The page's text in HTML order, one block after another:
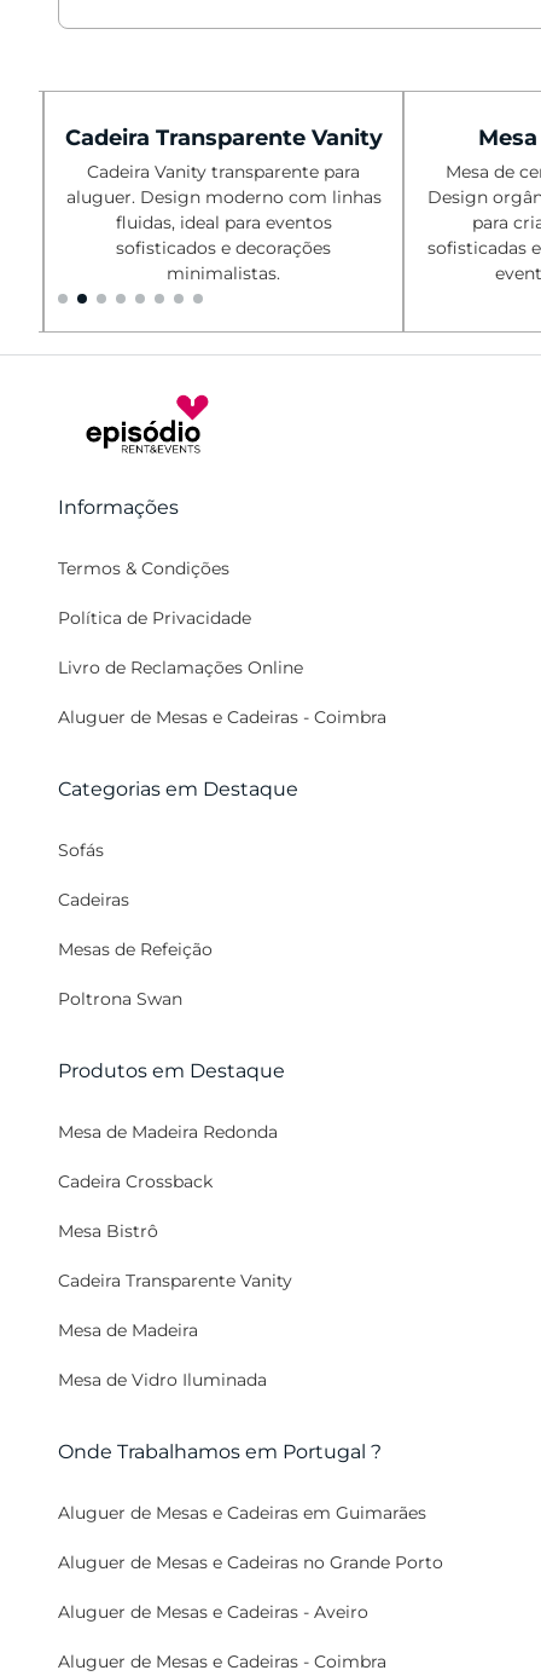
Cadeira Transparente Vanity
Cadeira Vanity transparente para
aluguer. Design moderno com linhas
fluidas, ideal para eventos
sofisticados e decorações
minimalistas.
Mesa de
Design
para
sofisticadas
Informações
Termos & Condições
Política de Privacidade
Livro de Reclamações Online
Aluguer de Mesas e Cadeiras - Coimbra
Categorias em Destaque
Sofás
Cadeiras
Mesas de Refeição
Poltrona Swan
Produtos em Destaque
Mesa de Madeira Redonda
Cadeira Crossback
Mesa Bistrô
Cadeira Transparente Vanity
Mesa de Madeira
Mesa de Vidro Iluminada
Onde Trabalhamos em Portugal ?
Aluguer de Mesas e Cadeiras em Guimarães
Aluguer de Mesas e Cadeiras no Grande Porto
Aluguer de Mesas e Cadeiras - Aveiro
Aluguer de Mesas e Cadeiras - Coimbra